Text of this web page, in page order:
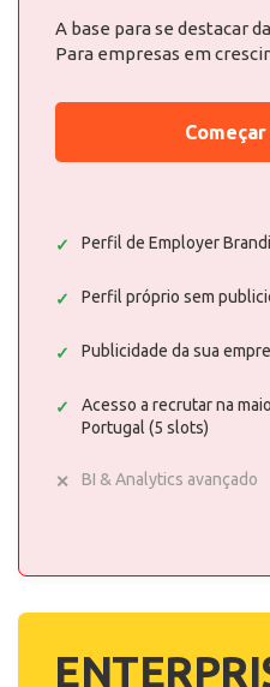
A base para se destacar
Para empresas em
Perfil de Employer
Perfil próprio sem
Publicidade da sua
Acesso a recrutar na
Portugal (5 slots)
BI & Analytics avançado